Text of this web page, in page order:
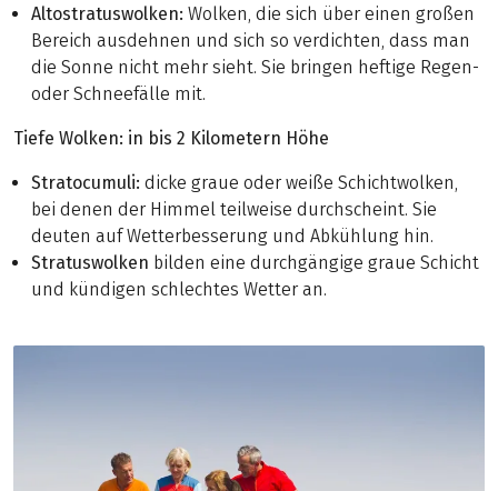
Altostratuswolken: Wolken, die sich über einen großen
Bereich ausdehnen und sich so verdichten, dass man
die Sonne nicht mehr sieht. Sie bringen heftige Regen-
oder Schneefälle mit.
Tiefe Wolken: in bis 2 Kilometern Höhe
Stratocumuli: dicke graue oder weiße Schichtwolken,
bei denen der Himmel teilweise durchscheint. Sie
deuten auf Wetterbesserung und Abkühlung hin.
Stratuswolken bilden eine durchgängige graue Schicht
und kündigen schlechtes Wetter an.